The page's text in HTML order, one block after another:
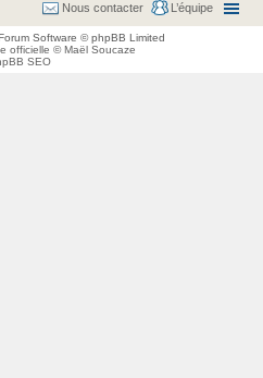
L’équipe
Nous contacter
Software © phpBB Limited
officielle ©Maël Soucaze
SEO